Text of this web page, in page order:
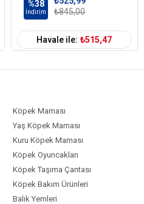
%38
İndirim
₺845,00
Havale ile: ₺515,47
Köpek Maması
Yaş Köpek Maması
Kuru Köpek Maması
Köpek Oyuncakları
Köpek Taşıma Çantası
Köpek Bakım Ürünleri
Balık Yemleri